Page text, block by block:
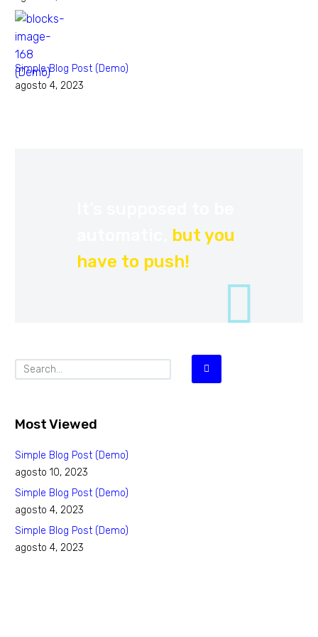
Simple Blog Post (Demo)
agosto 4, 2023
but you
have to push!
Most Viewed
Simple Blog Post (Demo)
agosto 10, 2023
Simple Blog Post (Demo)
agosto 4, 2023
Simple Blog Post (Demo)
agosto 4, 2023